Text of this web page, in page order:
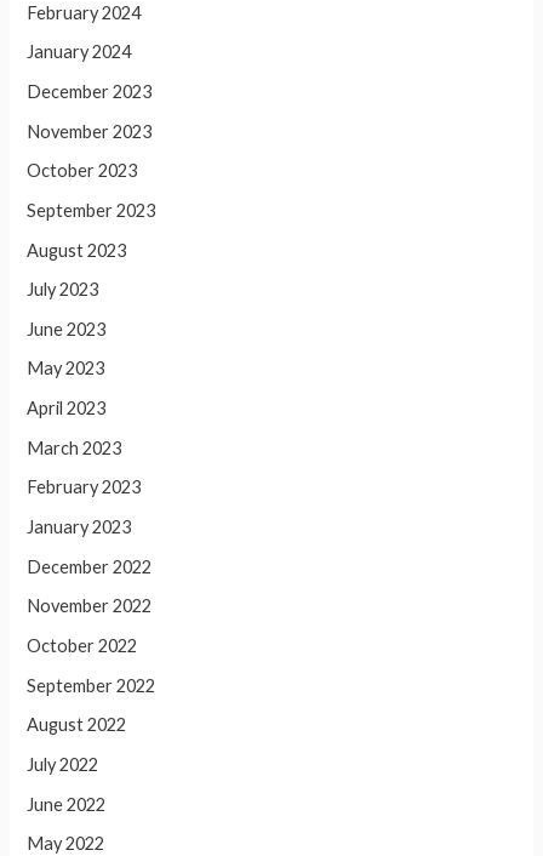
February 2024
January 2024
December 2023
November 2023
October 2023
September 2023
August 2023
July 2023
June 2023
May 2023
April 2023
March 2023
February 2023
January 2023
December 2022
November 2022
October 2022
September 2022
August 2022
July 2022
June 2022
May 2022